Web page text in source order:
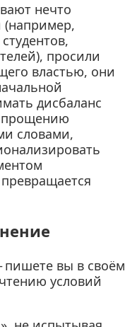
нечто
(например,
просили
властью, они
дисбаланс
прощению
словами,
пишете вы в своём
условий